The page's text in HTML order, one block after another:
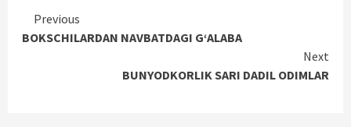
Continue
Reading
Previous
BOKSCHILARDAN NAVBATDAGI G‘ALABA
Next
BUNYODKORLIK SARI DADIL ODIMLAR